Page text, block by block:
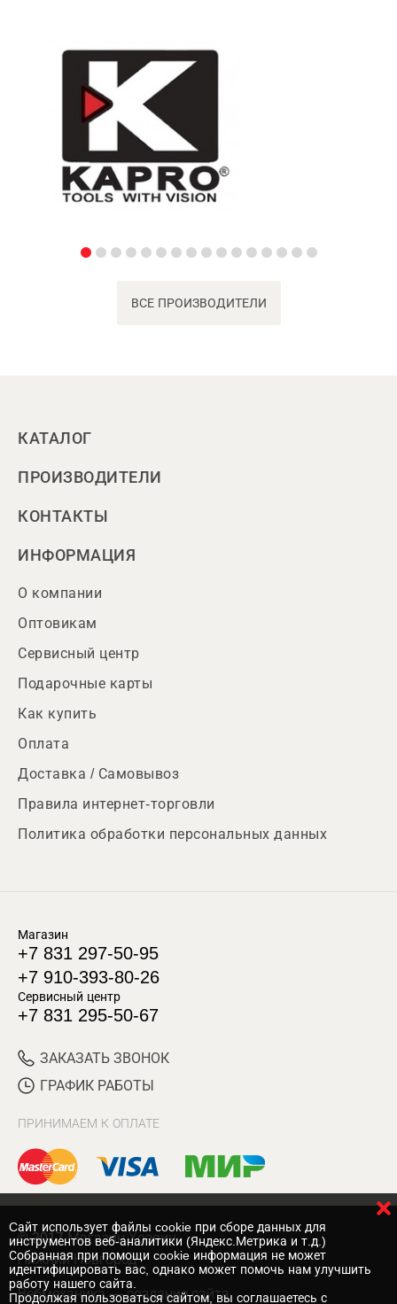
ВСЕ ПРОИЗВОДИТЕЛИ
КАТАЛОГ
ПРОИЗВОДИТЕЛИ
КОНТАКТЫ
ИНФОРМАЦИЯ
О компании
Оптовикам
Сервисный центр
Подарочные карты
Как купить
Оплата
Доставка / Самовывоз
Правила интернет-торговли
Политика обработки персональных данных
Магазин
+7 831 297-50-95
+7 910-393-80-26
Сервисный центр
+7 831 295-50-67
ЗАКАЗАТЬ ЗВОНОК
ГРАФИК РАБОТЫ
ПРИНИМАЕМ К ОПЛАТЕ
© 2017 Магазин Хозяин
Нижний Новгород
Вебмеханика — создание сайта
Cайт использует файлы cookie при сборе данных для
инструментов веб-аналитики (Яндекс.Метрика и т.д.)
Собранная при помощи cookie информация не может
идентифицировать вас, однако может помочь нам улучшить
работу нашего сайта.
Продолжая пользоваться сайтом, вы соглашаетесь с